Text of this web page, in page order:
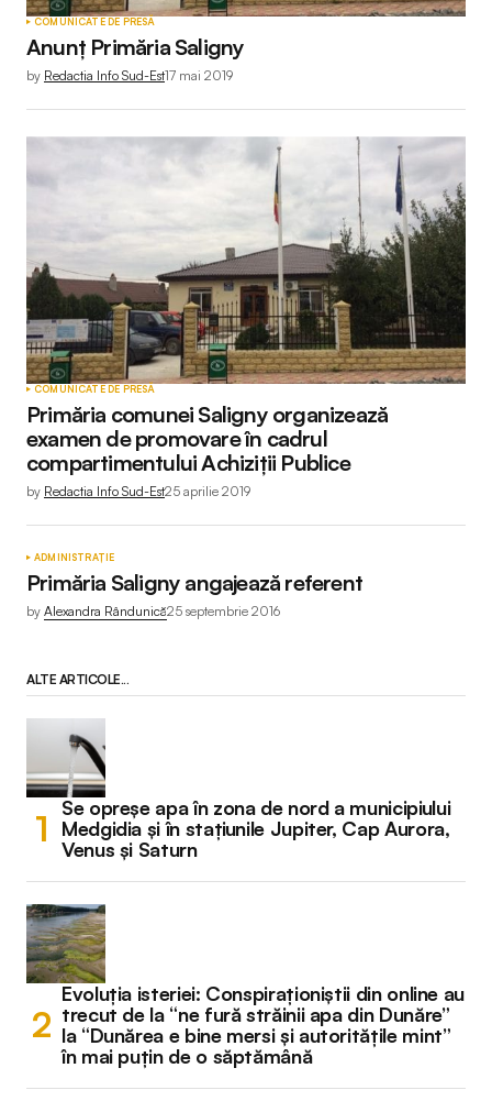
COMUNICATE DE PRESĂ
Anunț Primăria Saligny
by Redactia Info Sud-Est17 mai 2019
COMUNICATE DE PRESĂ
Primăria comunei Saligny organizează
examen de promovare în cadrul
compartimentului Achiziții Publice
by Redactia Info Sud-Est25 aprilie 2019
ADMINISTRAȚIE
Primăria Saligny angajează referent
by Alexandra Rândunică25 septembrie 2016
ALTE ARTICOLE...
Se opreșe apa în zona de nord a municipiului
Medgidia și în stațiunile Jupiter, Cap Aurora,
Venus și Saturn
Evoluția isteriei: Conspiraționiștii din online au
trecut de la “ne fură străinii apa din Dunăre”
la “Dunărea e bine mersi și autoritățile mint”
în mai puțin de o săptămână